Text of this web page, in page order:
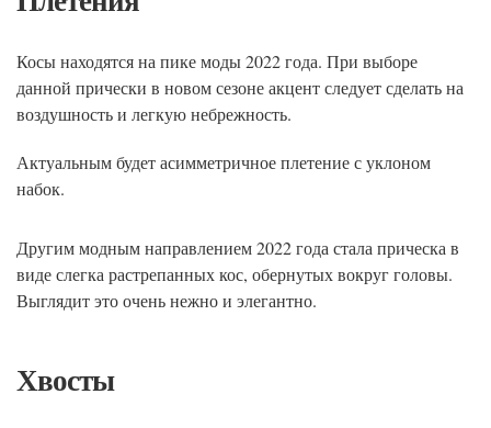
Косы находятся на пике моды 2022 года. При выборе
данной прически в новом сезоне акцент следует сделать на
воздушность и легкую небрежность.
Актуальным будет асимметричное плетение с уклоном
набок.
Другим модным направлением 2022 года стала прическа в
виде слегка растрепанных кос, обернутых вокруг головы.
Выглядит это очень нежно и элегантно.
Хвосты